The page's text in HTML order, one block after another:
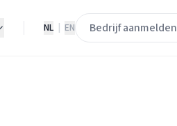
NL EN Bedrijf aanmelden